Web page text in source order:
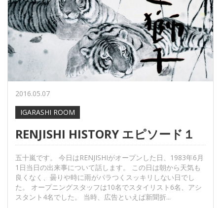
2016.05.07
IGARASHI ROOM
RENJISHI HISTORY エピソード１
五十嵐です。 今日はRENJISHIがオープンした日、1983年6月
1日当日の出来事について話します。 この日は朝から天気も
良くなく、曇りや時に雨がパラつくスッキリしない日でし
た。 オープニングスタッフは10名でスタイリスト6名、アシ
スタント4名でした。 当時、広告といえば新聞折...